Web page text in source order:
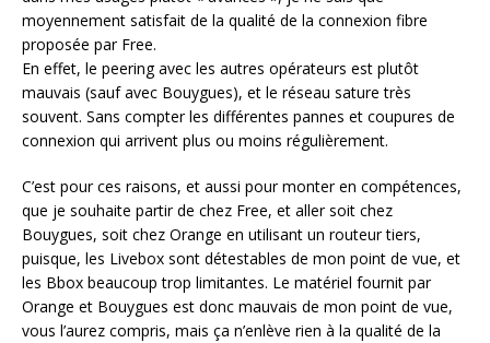
moyennement satisfait de la qualité de la connexion fibre
proposée par Free.
En effet, le peering avec les autres opérateurs est plutôt
mauvais (sauf avec Bouygues), et le réseau sature très
souvent. Sans compter les différentes pannes et coupures de
connexion qui arrivent plus ou moins régulièrement.
C’est pour ces raisons, et aussi pour monter en compétences,
que je souhaite partir de chez Free, et aller soit chez
Bouygues, soit chez Orange en utilisant un routeur tiers,
puisque, les Livebox sont détestables de mon point de vue, et
les Bbox beaucoup trop limitantes. Le matériel fournit par
Orange et Bouygues est donc mauvais de mon point de vue,
vous l’aurez compris, mais ça n’enlève rien à la qualité de la